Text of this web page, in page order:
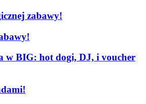
zabawy!
w BIG: hot dogi, DJ, i voucher